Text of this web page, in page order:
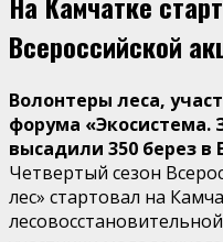
Всероссийской
Волонтеры леса,
форума «Экосистема.
высадили 350 берез в
Четвертый сезон
лес» стартовал на